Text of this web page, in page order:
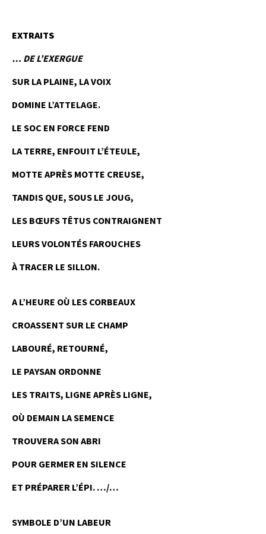
EXTRAITS
… DE L’EXERGUE
SUR LA PLAINE, LA VOIX
DOMINE L’ATTELAGE.
LE SOC EN FORCE FEND
LA TERRE, ENFOUIT L’ÉTEULE,
MOTTE APRÈS MOTTE CREUSE,
TANDIS QUE, SOUS LE JOUG,
LES BŒUFS TÊTUS CONTRAIGNENT
LEURS VOLONTÉS FAROUCHES
À TRACER LE SILLON.
A L’HEURE OÙ LES CORBEAUX
CROASSENT SUR LE CHAMP
LABOURÉ, RETOURNÉ,
LE PAYSAN ORDONNE
LES TRAITS, LIGNE APRÈS LIGNE,
OÙ DEMAIN LA SEMENCE
TROUVERA SON ABRI
POUR GERMER EN SILENCE
ET PRÉPARER L’ÉPI. …/…
SYMBOLE D’UN LABEUR